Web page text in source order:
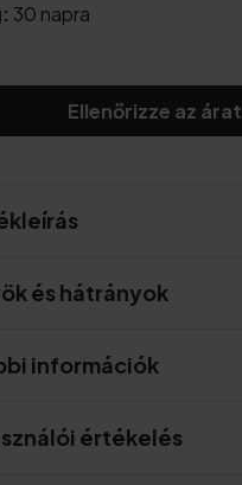
30 napra
Ellenőrizze az árat
és hátrányok
információk
értékelés